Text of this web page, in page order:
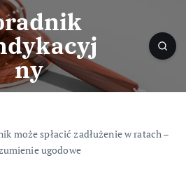
ny
może spłacić zadłużenie w ratach –
ugodowe